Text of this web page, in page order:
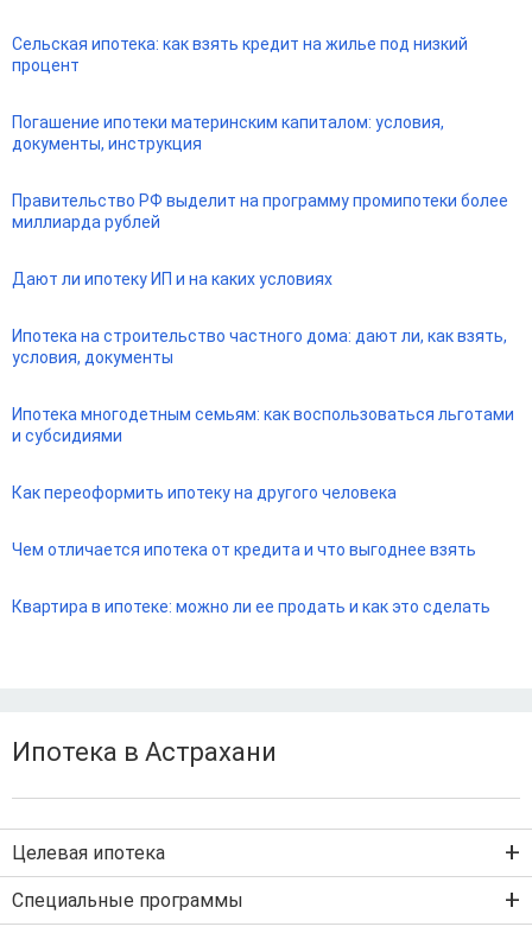
Сельская ипотека: как взять кредит на жилье под низкий
процент
Погашение ипотеки материнским капиталом: условия,
документы, инструкция
Правительство РФ выделит на программу промипотеки более
миллиарда рублей
Дают ли ипотеку ИП и на каких условиях
Ипотека на строительство частного дома: дают ли, как взять,
условия, документы
Ипотека многодетным семьям: как воспользоваться льготами
и субсидиями
Как переоформить ипотеку на другого человека
Чем отличается ипотека от кредита и что выгоднее взять
Квартира в ипотеке: можно ли ее продать и как это сделать
Ипотека в Астрахани
Целевая ипотека
Ипотека на вторичку
Специальные программы